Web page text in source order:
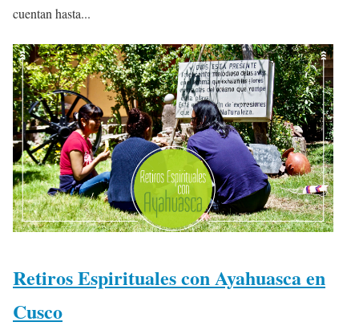
cuentan hasta...
Retiros Espirituales con Ayahuasca en
Cusco